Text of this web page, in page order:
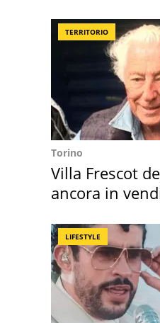
TERRITORIO
Torino
Villa Frescot
ancora in
LIFESTYLE